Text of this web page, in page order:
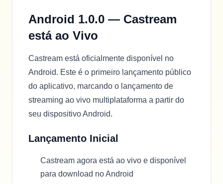
Android 1.0.0 — Castream
está ao Vivo
Castream está oficialmente disponível no
Android. Este é o primeiro lançamento público
do aplicativo, marcando o lançamento de
streaming ao vivo multiplataforma a partir do
seu dispositivo Android.
Lançamento Inicial
Castream agora está ao vivo e disponível
para download no Android